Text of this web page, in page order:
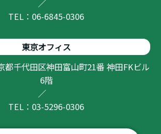
／
TEL：06-6845-0306
東京オフィス
都千代田区神田富山町21番 神田FKビル
6階
／
TEL：03-5296-0306